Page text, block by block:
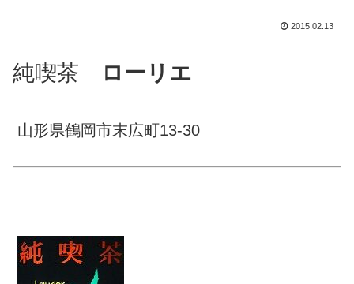
2015.02.13
純喫茶 ローリエ
山形県鶴岡市末広町13-30